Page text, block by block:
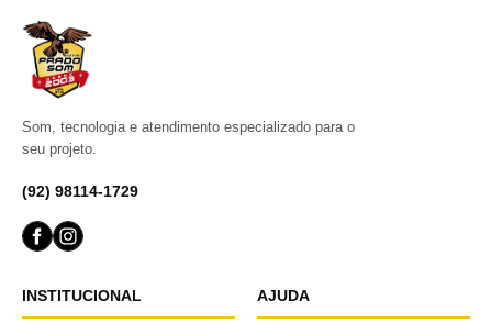
Som, tecnologia e atendimento especializado para o
seu projeto.
(92) 98114-1729
INSTITUCIONAL AJUDA